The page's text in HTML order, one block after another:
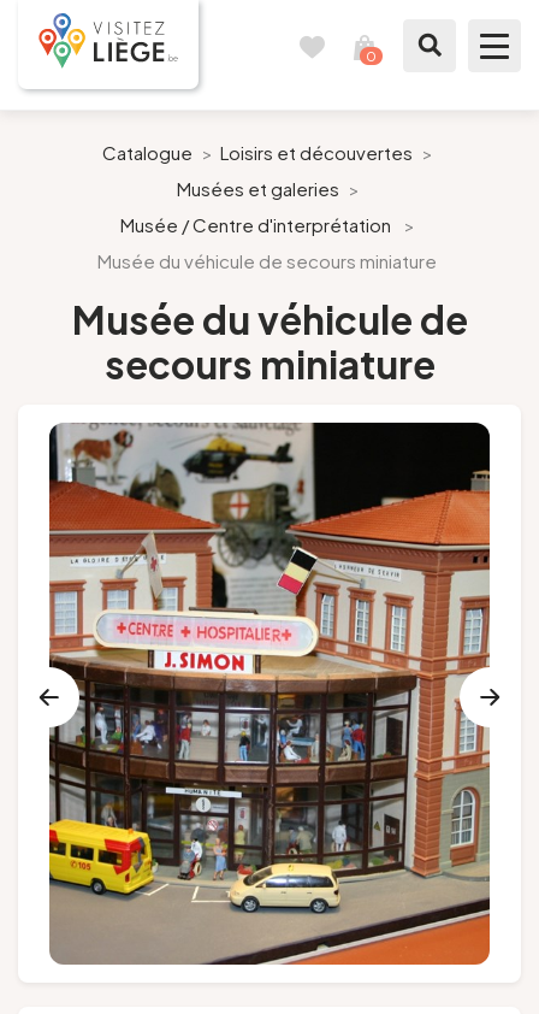
0
Comme un Liégeois
Préparer mon séjour
Nos suggestions
Agenda
Suivez-nous
Presse
Groupes et voyagistes
FR EN NL DE
Catalogue > Loisirs et découvertes >
Musées et galeries >
Musée / Centre d'interprétation
>
Musée du véhicule de secours miniature
Musée du véhicule de
secours miniature